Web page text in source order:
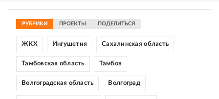
РУБРИКИ ПРОЕКТЫ ПОДЕЛИТЬСЯ
ЖКХ Ингушетия Сахалинская область
Тамбовская область Тамбов
Волгоградская область Волгоград